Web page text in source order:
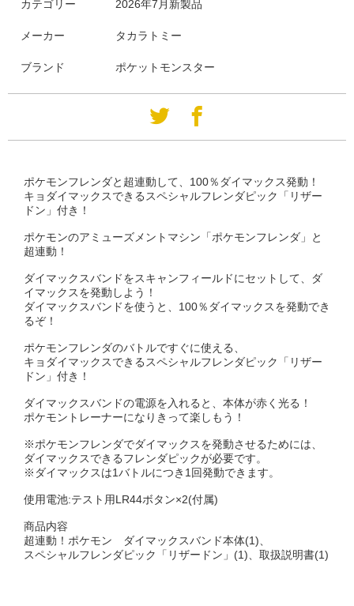
カテゴリー 2026年7月新製品
メーカー タカラトミー
ブランド ポケットモンスター
ポケモンフレンダと超連動して、100％ダイマックス発動！
キョダイマックスできるスペシャルフレンダピック「リザー
ドン」付き！
ポケモンのアミューズメントマシン「ポケモンフレンダ」と
超連動！
ダイマックスバンドをスキャンフィールドにセットして、ダ
イマックスを発動しよう！
ダイマックスバンドを使うと、100％ダイマックスを発動でき
るぞ！
ポケモンフレンダのバトルですぐに使える、
キョダイマックスできるスペシャルフレンダピック「リザー
ドン」付き！
ダイマックスバンドの電源を入れると、本体が赤く光る！
ポケモントレーナーになりきって楽しもう！
※ポケモンフレンダでダイマックスを発動させるためには、
ダイマックスできるフレンダピックが必要です。
※ダイマックスは1バトルにつき1回発動できます。
使用電池:テスト用LR44ボタン×2(付属)
商品内容
超連動！ポケモン ダイマックスバンド本体(1)、
スペシャルフレンダピック「リザードン」(1)、取扱説明書(1)